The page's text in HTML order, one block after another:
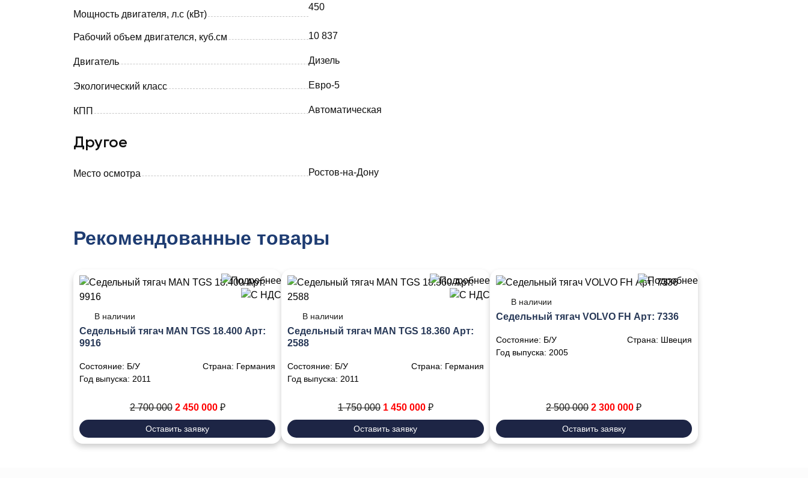
Мощность двигателя, л.с (кВт)
450
Рабочий объем двигателся, куб.см 10 837
Двигатель Дизель
Экологический класс Евро-5
КПП Автоматическая
Другое
Место осмотра Ростов-на-Дону
Рекомендованные товары
В наличии
Седельный тягач MAN TGS 18.400 Арт:
9916
Состояние: Б/У Страна: Германия
Год выпуска: 2011
2 700 000 2 450 000 ₽
Оставить заявку
В наличии
Седельный тягач MAN TGS 18.360 Арт:
2588
Состояние: Б/У Страна: Германия
Год выпуска: 2011
1 750 000 1 450 000 ₽
Оставить заявку
В наличии
Седельный тягач VOLVO FH Арт: 7336
Состояние: Б/У Страна: Швеция
Год выпуска: 2005
2 500 000 2 300 000 ₽
Оставить заявку